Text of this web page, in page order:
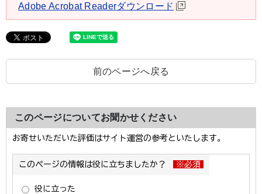
Adobe Acrobat Readerダウンロード
前のページへ戻る
このページについてお聞かせください